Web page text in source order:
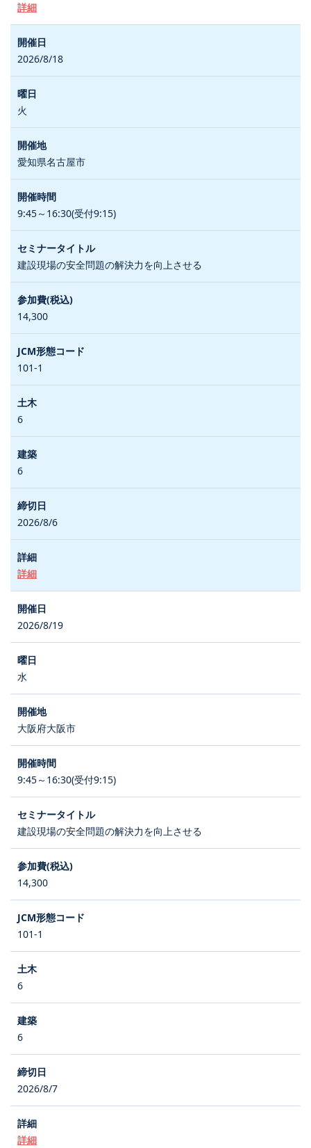
詳細
2026/8/18
火
愛知県名古屋市
9:45～16:30(受付9:15)
建設現場の安全問題の解決力を向上させる
14,300
101-1
6
6
2026/8/6
詳細
2026/8/19
水
大阪府大阪市
9:45～16:30(受付9:15)
建設現場の安全問題の解決力を向上させる
14,300
101-1
6
6
2026/8/7
詳細